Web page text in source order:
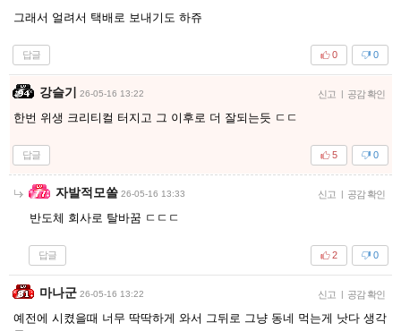
그래서 얼려서 택배로 보내기도 하쥬
답글 0
0
강슬기 26-05-16 13:22 신고 | 공감 확인
한번 위생 크리티컬 터지고 그 이후로 더 잘되는듯 ㄷㄷ
답글 0
5
자발적모쏠 26-05-16 13:33 신고 | 공감 확인
반도체 회사로 탈바꿈 ㄷㄷㄷ
답글 0
2
마나군 26-05-16 13:22 신고 | 공감 확인
예전에 시켰을때 너무 딱딱하게 와서 그뒤로 그냥 동네 먹는게 낫다 생각